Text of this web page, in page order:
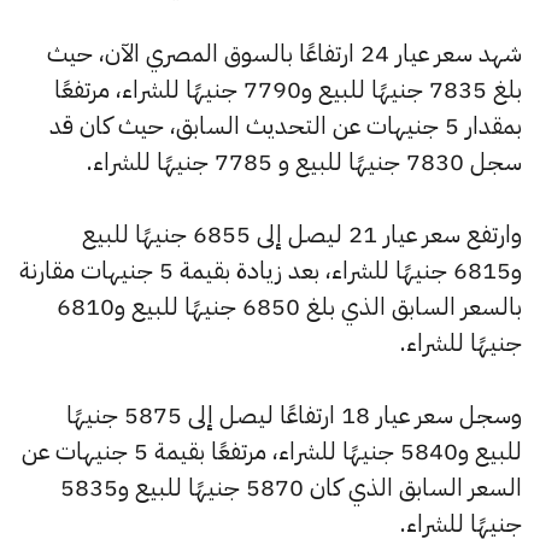
شهد سعر عيار 24 ارتفاعًا بالسوق المصري الآن، حيث
بلغ 7835 جنيهًا للبيع و7790 جنيهًا للشراء، مرتفعًا
بمقدار 5 جنيهات عن التحديث السابق، حيث كان قد
سجل 7830 جنيهًا للبيع و 7785 جنيهًا للشراء.
وارتفع سعر عيار 21 ليصل إلى 6855 جنيهًا للبيع
و6815 جنيهًا للشراء، بعد زيادة بقيمة 5 جنيهات مقارنة
بالسعر السابق الذي بلغ 6850 جنيهًا للبيع و6810
جنيهًا للشراء.
وسجل سعر عيار 18 ارتفاعًا ليصل إلى 5875 جنيهًا
للبيع و5840 جنيهًا للشراء، مرتفعًا بقيمة 5 جنيهات عن
السعر السابق الذي كان 5870 جنيهًا للبيع و5835
جنيهًا للشراء.